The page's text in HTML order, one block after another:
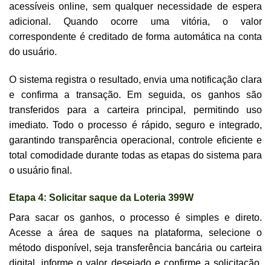
acessíveis online, sem qualquer necessidade de espera
adicional. Quando ocorre uma vitória, o valor
correspondente é creditado de forma automática na conta
do usuário.
O sistema registra o resultado, envia uma notificação clara
e confirma a transação. Em seguida, os ganhos são
transferidos para a carteira principal, permitindo uso
imediato. Todo o processo é rápido, seguro e integrado,
garantindo transparência operacional, controle eficiente e
total comodidade durante todas as etapas do sistema para
o usuário final.
Etapa 4: Solicitar saque da Loteria 399W
Para sacar os ganhos, o processo é simples e direto.
Acesse a área de saques na plataforma, selecione o
método disponível, seja transferência bancária ou carteira